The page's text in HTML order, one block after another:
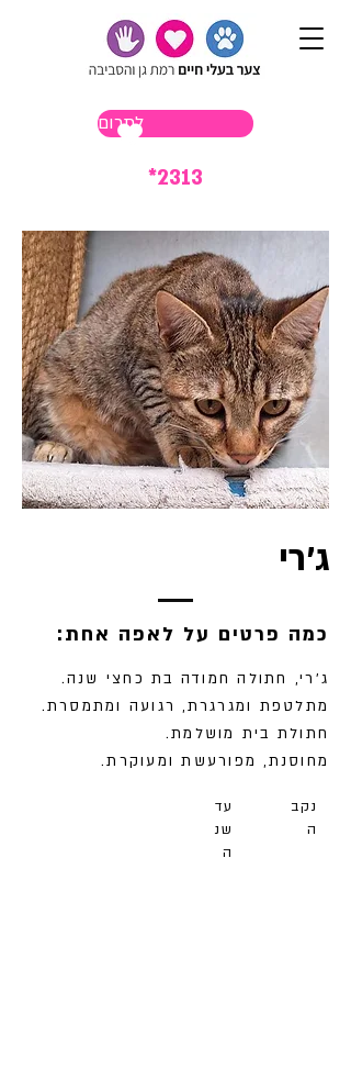
לתרום
*2313
ג'רי
:כמה פרטים על לאפה אחת
ג'רי, חתולה חמודה בת כחצי שנה.
מתלטפת ומגרגרת, רגועה ומתמסרת.
חתולת בית מושלמת.
מחוסנת, מפורעשת ומעוקרת.
עד
שנ
ה
נקב
ה